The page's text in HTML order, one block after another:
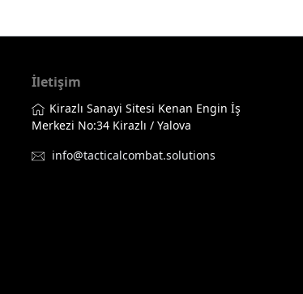
İletişim
Kirazlı Sanayi Sitesi Kenan Engin İş
Merkezi No:34 Kirazlı / Yalova
info@tacticalcombat.solutions